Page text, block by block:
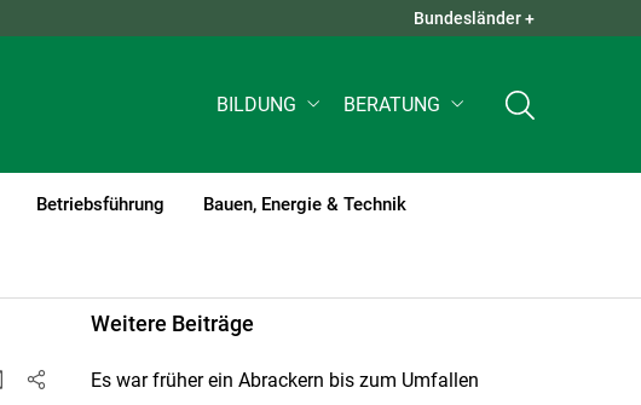
QUICK LINKS +
Bundesländer +
BILDUNG BERATUNG
Betriebsführung Bauen, Energie & Technik
Weitere Beiträge
Es war früher ein Abrackern bis zum Umfallen